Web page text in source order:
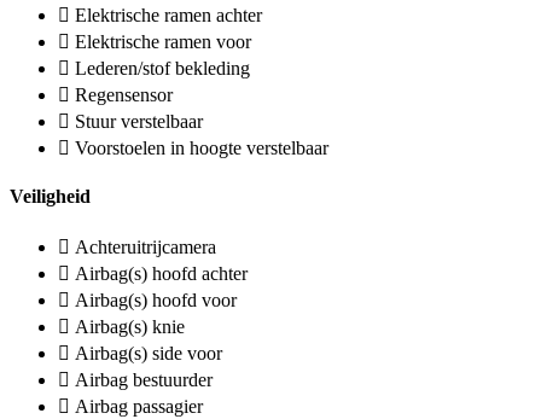
Elektrische ramen achter
Elektrische ramen voor
Lederen/stof bekleding
Regensensor
Stuur verstelbaar
Voorstoelen in hoogte verstelbaar
Veiligheid
Achteruitrijcamera
Airbag(s) hoofd achter
Airbag(s) hoofd voor
Airbag(s) knie
Airbag(s) side voor
Airbag bestuurder
Airbag passagier